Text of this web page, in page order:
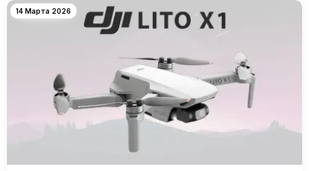
14 Марта 2026